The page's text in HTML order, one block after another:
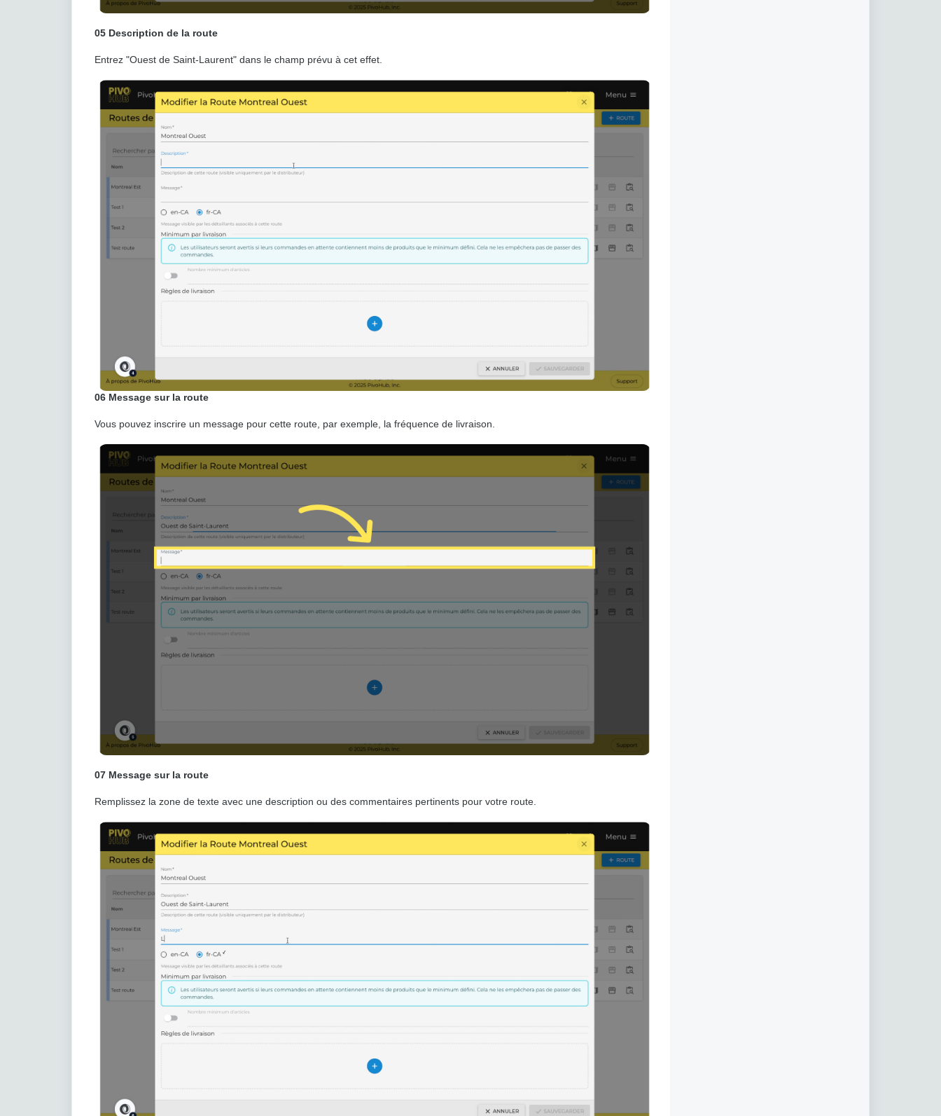
05 Description de la route
Entrez "Ouest de Saint-Laurent" dans le champ prévu à cet effet.
06 Message sur la route
Vous pouvez inscrire un message pour cette route, par exemple, la fréquence de livraison.
07 Message sur la route
Remplissez la zone de texte avec une description ou des commentaires pertinents pour votre route.